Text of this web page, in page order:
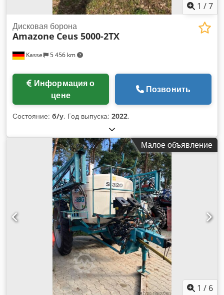
1 /7
Kassel 5 456 km
Дисковая борона
Amazone Ceus 5000-2TX
цене
Позвонить
Состояние: б/у, Год выпуска: 2022,
Малое объявление
1 / 6